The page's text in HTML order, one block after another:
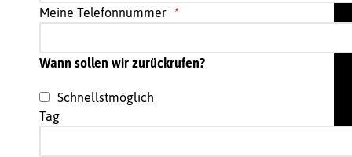
Meine Telefonnummer
Wann sollen wir zurückrufen?
Schnellstmöglich
Tag